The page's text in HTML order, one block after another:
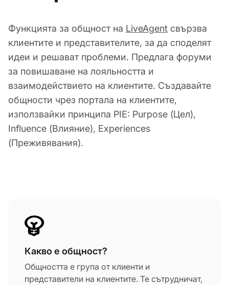
Функцията за общност на LiveAgent свързва
клиентите и представителите, за да споделят
идеи и решават проблеми. Предлага форуми
за повишаване на лояльността и
взаимодействието на клиентите. Създавайте
общности чрез портала на клиентите,
използвайки принципа PIE: Purpose (Цел),
Influence (Влияние), Experiences
(Преживявания).
Какво е общност?
Общността е група от клиенти и
представители на клиентите. Те сътрудничат,